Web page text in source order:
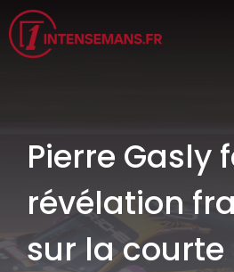
Aller
au
contenu
Pierre Gasly
révélation
sur la